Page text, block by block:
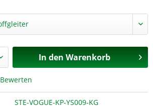
In den Warenkorb
Bewerten
STE-VOGUE-KP-YS009-KG